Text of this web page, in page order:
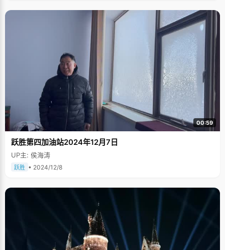
00:59
跃胜第四加油站2024年12月7日
UP主: 侯海涛
跃胜 • 2024/12/8